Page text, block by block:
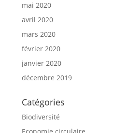
mai 2020
avril 2020
mars 2020
février 2020
janvier 2020
décembre 2019
Catégories
Biodiversité